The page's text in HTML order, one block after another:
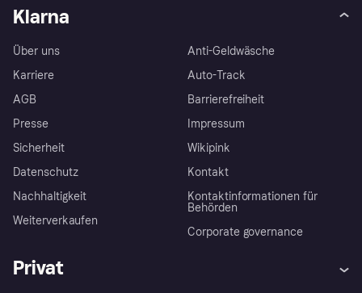
Klarna
Über uns
Karriere
AGB
Presse
Sicherheit
Datenschutz
Nachhaltigkeit
Weiterverkaufen
Anti-Geldwäsche
Auto-Track
Barrierefreiheit
Impressum
Wikipink
Kontakt
Kontaktinformationen für
Behörden
Corporate governance
Privat